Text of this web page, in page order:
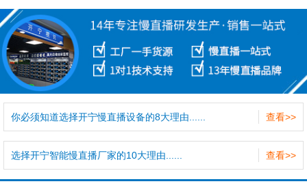
查看>>
你必须知道选择开宁慢直播设备的8大理由......
查看>>
选择开宁智能慢直播厂家的10大理由......